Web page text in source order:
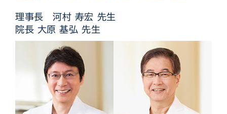
理事長 河村 寿宏 先生
院長 大原 基弘 先生